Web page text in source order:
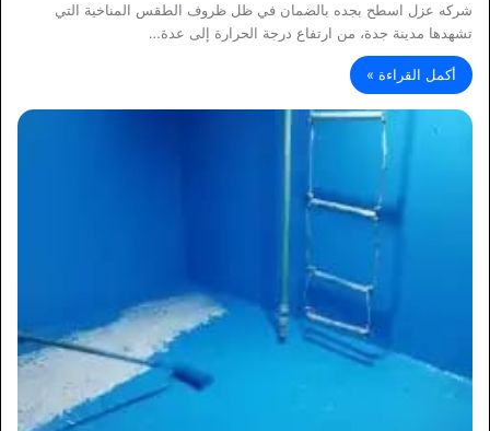
شركه عزل اسطح بجده بالضمان في ظل ظروف الطقس المناخية التي
تشهدها مدينة جدة، من ارتفاع درجة الحرارة إلى عدة…
أكمل القراءة »